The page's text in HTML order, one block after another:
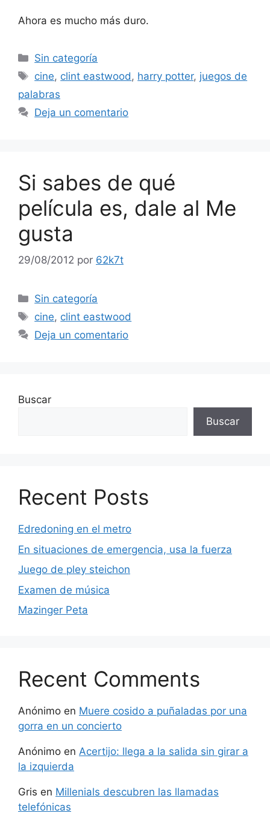
Ahora es mucho más duro.
Categorías
Sin categoría
Etiquetas
cine, clint eastwood , harry potter, juegos de
palabras
Deja un comentario
Si sabes de qué
película es, dale al Me
gusta
29/08/2012 por 62k7t
Categorías
Sin categoría
Etiquetas
cine, clint eastwood
Deja un comentario
Buscar
Buscar
Recent Posts
Edredoning en el metro
En situaciones de emergencia, usa la fuerza
Juego de pley steichon
Examen de música
Mazinger Peta
Recent Comments
Anónimo en Muere cosido a puñaladas por una
gorra en un concierto
Anónimo en Acertijo: llega a la salida sin girar a
la izquierda
Gris en Millenials descubren las llamadas
telefónicas